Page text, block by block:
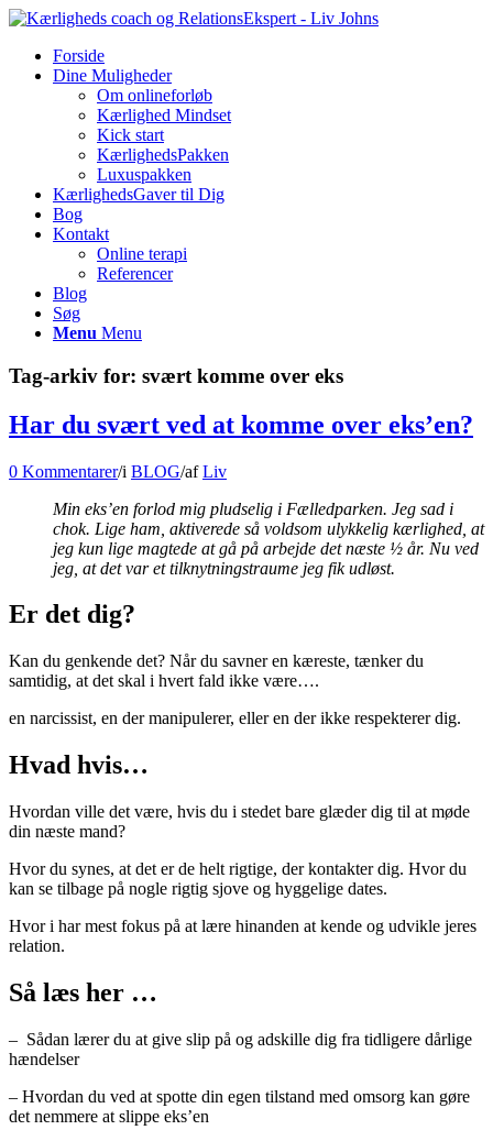
Forside
Dine Muligheder
Om onlineforløb
Kærlighed Mindset
Kick start
KærlighedsPakken
Luxuspakken
KærlighedsGaver til Dig
Bog
Kontakt
Online terapi
Referencer
Blog
Søg
Menu Menu
Tag-arkiv for: svært komme over eks
Har du svært ved at komme over eks’en?
0 Kommentarer/i BLOG/afLiv
Min eks’en forlod mig pludselig i Fælledparken. Jeg sad i
chok. Lige ham, aktiverede så voldsom ulykkelig kærlighed, at
jeg kun lige magtede at gå på arbejde det næste ½ år. Nu ved
jeg, at det var et tilknytningstraume jeg fik udløst.
Er det dig?
Kan du genkende det? Når du savner en kæreste, tænker du
samtidig, at det skal i hvert fald ikke være….
en narcissist, en der manipulerer, eller en der ikke respekterer dig.
Hvad hvis…
Hvordan ville det være, hvis du i stedet bare glæder dig til at møde
din næste mand?
Hvor du synes, at det er de helt rigtige, der kontakter dig. Hvor du
kan se tilbage på nogle rigtig sjove og hyggelige dates.
Hvor i har mest fokus på at lære hinanden at kende og udvikle jeres
relation.
Så læs her …
– Sådan lærer du at give slip på og adskille dig fra tidligere dårlige
hændelser
– Hvordan du ved at spotte din egen tilstand med omsorg kan gøre
det nemmere at slippe eks’en